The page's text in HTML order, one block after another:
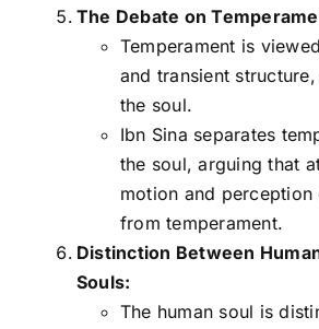
The Debate on
Temperament is
and transient
the soul.
Ibn Sina separates
the soul, arguing that
motion and
from temperament.
Distinction Between
Souls:
The human soul is